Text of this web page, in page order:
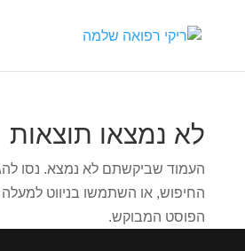
לא נמצאו תוצאות
העמוד שביקשתם לא נמצא. נסו
החיפוש, או השתמשו בניווט
הפוסט המבוקש.